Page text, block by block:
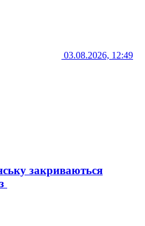
03.08.2026, 12:49
закриваються